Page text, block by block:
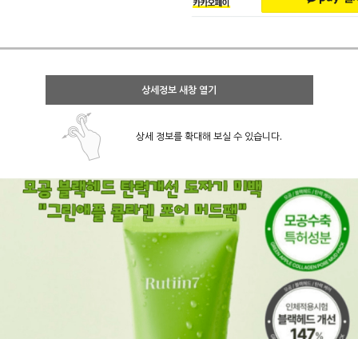
상세정보 새창 열기
상세 정보를 확대해 보실 수 있습니다.